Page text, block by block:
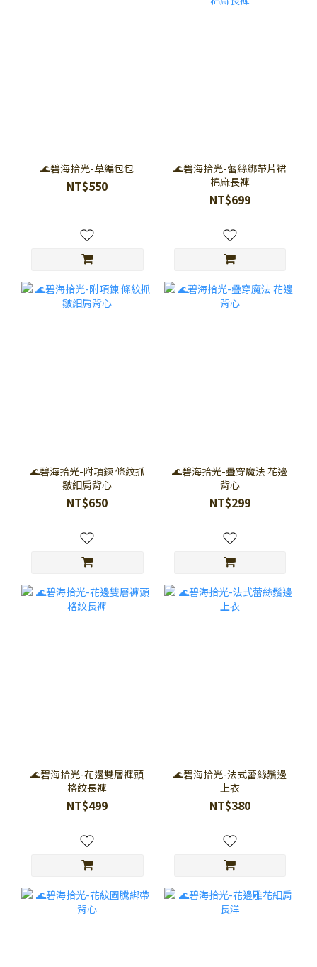
🌊碧海拾光-草編包包
NT$550
🌊碧海拾光-蕾絲綁帶片裙
棉麻長褲
NT$699
🌊碧海拾光-附項鍊 條紋抓
皺細肩背心
NT$650
🌊碧海拾光-疊穿魔法 花邊
背心
NT$299
🌊碧海拾光-花邊雙層褲頭
格紋長褲
NT$499
🌊碧海拾光-法式蕾絲鬚邊
上衣
NT$380